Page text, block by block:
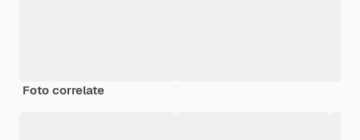
Foto correlate